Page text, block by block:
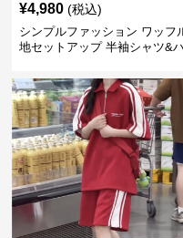
¥4,980 (税込)
シンプルファッション ワッフ
地セットアップ 半袖シャツ&ハ